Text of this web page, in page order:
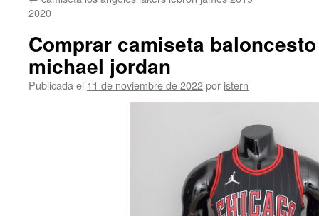
2020
Comprar camiseta
michael jordan
Publicada el 11 de noviembre de 2022por istern